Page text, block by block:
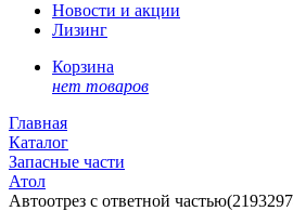
Новости и акции
Лизинг
Корзина
нет товаров
Главная
Каталог
Запасные части
Атол
Автоотрез с ответной